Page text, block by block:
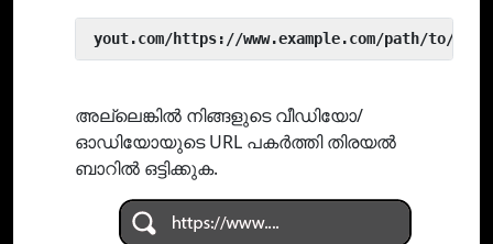
yout.com/https://www.example.com/path/to/
അല്ലെങ്കിൽ നിങ്ങളുടെ വീഡിയോ/
ഓഡിയോയുടെ URL പകർത്തി തിരയൽ
ബാറിൽ ഒട്ടിക്കുക.